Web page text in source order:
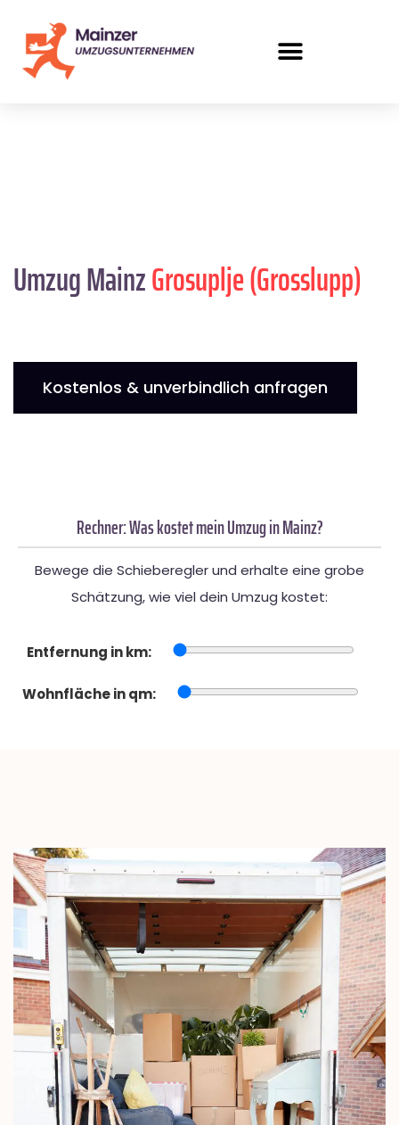
Umzug MainzGrosuplje (Grosslupp)
Kostenlos & unverbindlich anfragen
Rechner: Was kostet mein Umzug in Mainz?
Bewege die Schieberegler und erhalte eine grobe
Schätzung, wie viel dein Umzug kostet:
Entfernung in km:
Wohnfläche in qm: